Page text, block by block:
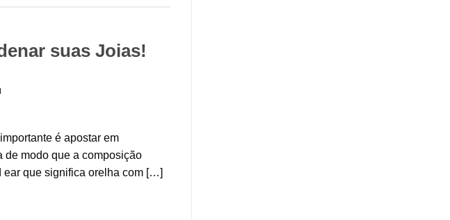
suas Joias!
é apostar em
de modo que a composição
ear que significa orelha com […]